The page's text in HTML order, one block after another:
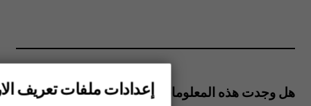
هل وجدت هذه المعلومات مفيدة؟إعدادات ملفات تعريف